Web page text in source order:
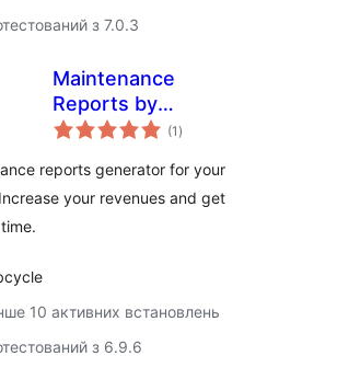
з 7.0.3
Maintenance
Reports by
webcycle
(1 загальний
рейтинг
)
reports generator for your
your revenues and get
10 активних встановлень
з 6.9.6